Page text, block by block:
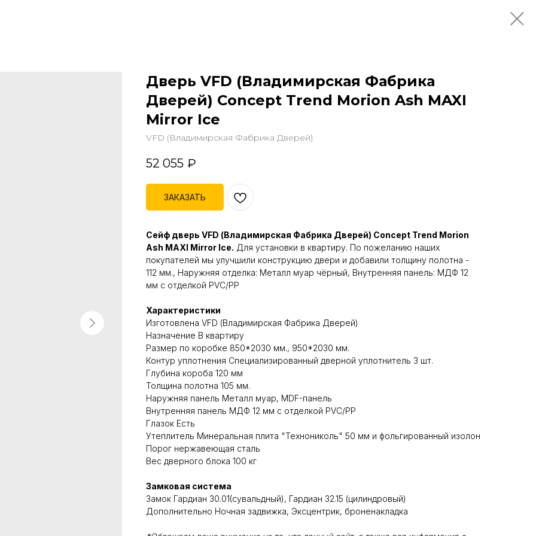
Дверь VFD (Владимирская Фабрика
Дверей) Concept Trend Morion Ash MAXI
Mirror Ice
VFD (Владимирская Фабрика Дверей)
52 055 ₽
ЗАКАЗАТЬ
Сейф дверь VFD (Владимирская Фабрика Дверей) Concept Trend Morion
Ash MAXI Mirror Ice. Для установки в квартиру. По пожеланию наших
покупателей мы улучшили конструкцию двери и добавили толщину полотна -
112 мм., Наружняя отделка: Металл муар чёрный, Внутренняя панель: МДФ 12
мм с отделкой PVC/PP
Характеристики
Изготовлена VFD (Владимирская Фабрика Дверей)
Назначение В квартиру
Размер по коробке 850*2030 мм., 950*2030 мм.
Контур уплотнения Специализированный дверной уплотнитель 3 шт.
Глубина короба 120 мм
Толщина полотна 105 мм.
Наружняя панель Металл муар, MDF-панель
Внутренняя панель МДФ 12 мм с отделкой PVC/PP
Глазок Есть
Утеплитель Минеральная плита "Технониколь" 50 мм и фольгированный изолон
Порог нержавеющая сталь
Вес дверного блока 100 кг
Замковая система
Замок Гардиан 30.01(сувальдный), Гардиан 32.15 (цилиндровый)
Дополнительно Ночная задвижка, Эксцентрик, броненакладка